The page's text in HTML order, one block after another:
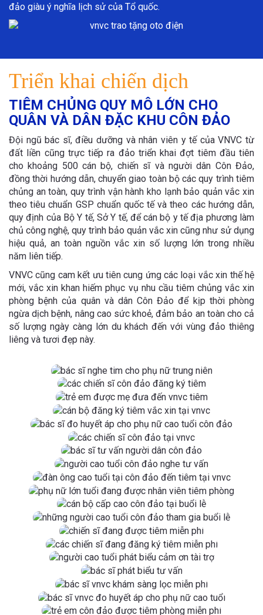
đảo giàu ý nghĩa lịch sử của Tổ quốc.
Triển khai chiến dịch
TIÊM CHỦNG QUY MÔ LỚN CHO
QUÂN VÀ DÂN ĐẶC KHU CÔN ĐẢO
Đội ngũ bác sĩ, điều dưỡng và nhân viên y tế của VNVC từ
đất liền cũng trực tiếp ra đảo triển khai đợt tiêm đầu tiên
cho khoảng 500 cán bộ, chiến sĩ và người dân Côn Đảo,
đồng thời hướng dẫn, chuyển giao toàn bộ các quy trình tiêm
chủng an toàn, quy trình vận hành kho lạnh bảo quản vắc xin
theo tiêu chuẩn GSP chuẩn quốc tế và theo các hướng dẫn,
quy định của Bộ Y tế, Sở Y tế, để cán bộ y tế địa phương làm
chủ công nghệ, quy trình bảo quản vắc xin cũng như sử dụng
hiệu quả, an toàn nguồn vắc xin số lượng lớn trong nhiều
năm liên tiếp.
VNVC cũng cam kết ưu tiên cung ứng các loại vắc xin thế hệ
mới, vắc xin khan hiếm phục vụ nhu cầu tiêm chủng vắc xin
phòng bệnh của quân và dân Côn Đảo để kịp thời phòng
ngừa dịch bệnh, nâng cao sức khoẻ, đảm bảo an toàn cho cả
số lượng ngày càng lớn du khách đến với vùng đảo thiêng
liêng và tươi đẹp này.